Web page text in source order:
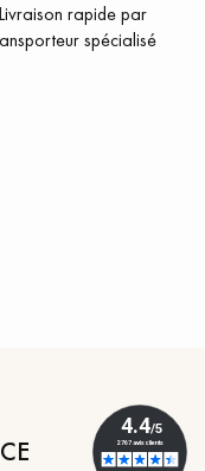
Livraison rapide par
spécialisé